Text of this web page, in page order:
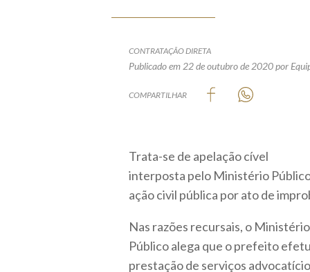
CONTRATAÇÃO DIRETA
Publicado em 22 de outubro de 2020por
COMPARTILHAR
Trata-se de apelação cível
interposta pelo Ministério
ação civil pública por ato de
Nas razões recursais, o Ministério
Público alega que o prefeito
prestação de serviços